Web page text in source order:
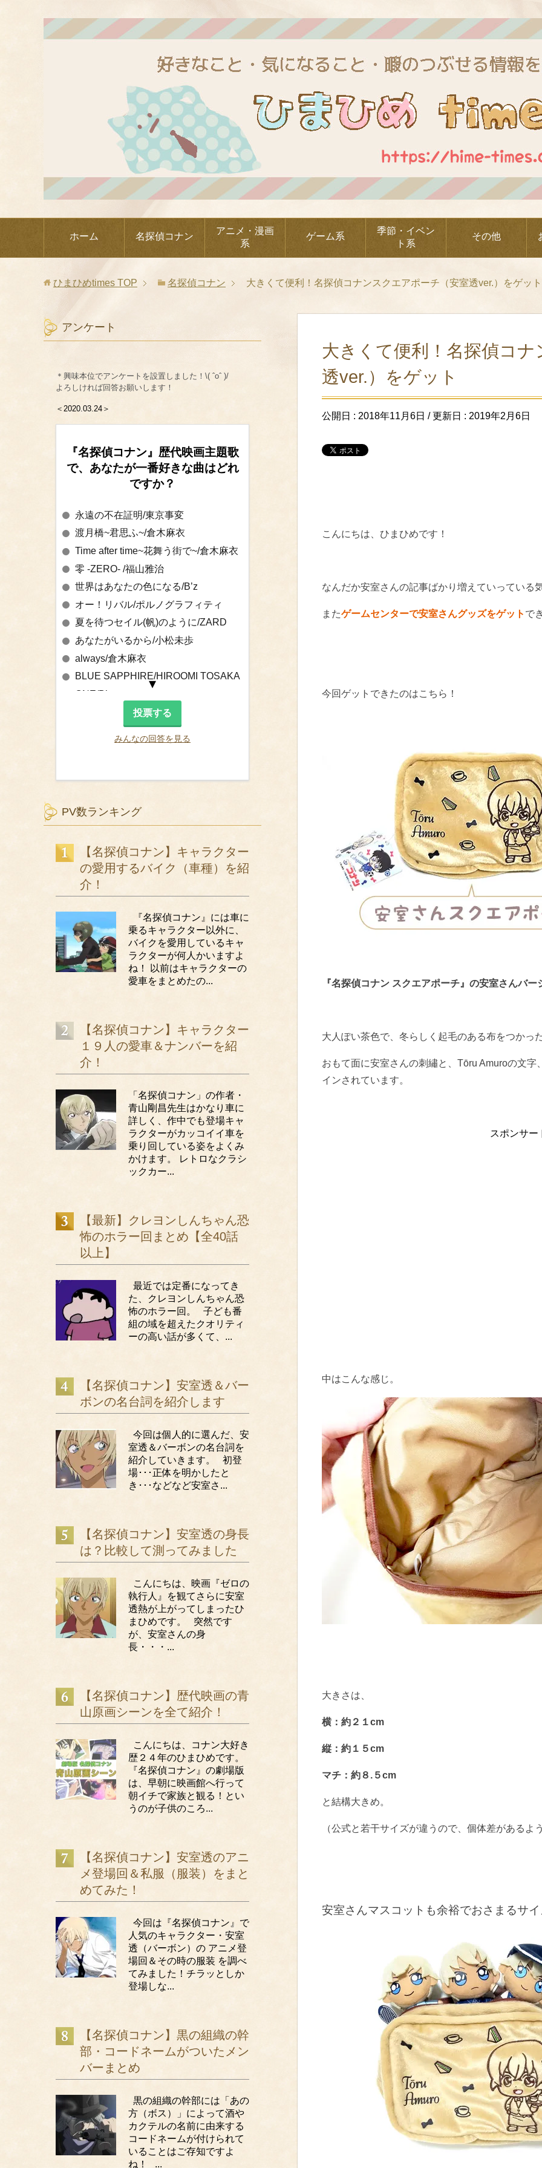
ホーム 名探偵コナン
アニメ・漫画
系
ゲーム系
季節・イベン
ト系
その他
ひまひめtimes TOP 名探偵コナン 大きくて便利！名探偵コナンスクエアポーチ（安室透ver.）をゲット
大きくて便利！名探偵コ
透ver.）をゲット
公開日 : 2018年11月6日 / 更新日 : 2019年2月6日
こんにちは、ひまひめです！
なんだか安室さんの記事ばかり増えていっている
またゲームセンターで安室さんグッズをゲット で
今回ゲットできたのはこちら！
『名探偵コナン スクエアポーチ』の安室さんバー
大人ぽい茶色で、冬らしく起毛のある布をつかっ
おもて面に安室さんの刺繡と、Tōru Amuroの文
インされています。
スポンサー
中はこんな感じ。
大きさは、
横：約２１cm
縦：約１５cm
マチ：約８.５cm
と結構大きめ。
（公式と若干サイズが違うので、個体差があるよ
安室さんマスコットも余裕でおさまるサ
アンケート
＊興味本位でアンケートを設置しました！\( ˆoˆ )/
よろしければ回答お願いします！
＜2020.03.24＞
『名探偵コナン』歴代映画主題歌
で、あなたが一番好きな曲はどれ
ですか？
永遠の不在証明/東京事変
渡月橋~君思ふ~/倉木麻衣
Time after time~花舞う街で~/倉木麻衣
零 -ZERO- /福山雅治
世界はあなたの色になる/B’z
オー！リバル/ポルノグラフィティ
夏を待つセイル(帆)のように/ZARD
あなたがいるから/小松未歩
always/倉木麻衣
BLUE SAPPHIRE/HIROOMI TOSAKA
ONE/B’z
PUZZLE/倉木麻衣
七つの海を渡る風のように/愛内里菜&
ハルウタ/いきものがかり
Don’t Wanna Lie/B’z
少女の頃に戻ったみたいに/ZARD
ゆるぎないものひとつ/B’z
翼を広げて/ZARD
Everlasting/B’z
ワンモアタイム/斉藤和義
みんなの回答を見る
PV数ランキング
【名探偵コナン】キャラクター
の愛用するバイク（車種）を紹
介！
『名探偵コナン』には車に
乗るキャラクター以外に、
バイクを愛用しているキャ
ラクターが何人かいますよ
ね！ 以前はキャラクターの
愛車をまとめたの...
【名探偵コナン】キャラクター
１９人の愛車＆ナンバーを紹
介！
「名探偵コナン」の作者・
青山剛昌先生はかなり車に
詳しく、作中でも登場キャ
ラクターがカッコイイ車を
乗り回している姿をよくみ
かけます。 レトロなクラシ
ックカー...
【最新】クレヨンしんちゃん恐
怖のホラー回まとめ【全40話
以上】
最近では定番になってき
た、クレヨンしんちゃん恐
怖のホラー回。 子ども番
組の域を超えたクオリティ
ーの高い話が多くて、...
【名探偵コナン】安室透＆バー
ボンの名台詞を紹介します
今回は個人的に選んだ、安
室透＆バーボンの名台詞を
紹介していきます。 初登
場･･･正体を明かしたと
き･･･などなど安室さ...
【名探偵コナン】安室透の身長
は？比較して測ってみました
こんにちは、映画『ゼロの
執行人』を観てさらに安室
透熱が上がってしまったひ
まひめです。 突然です
が、安室さんの身
長・・・...
【名探偵コナン】歴代映画の青
山原画シーンを全て紹介！
こんにちは、コナン大好き
歴２４年のひまひめです。
『名探偵コナン』の劇場版
は、早朝に映画館へ行って
朝イチで家族と観る！とい
うのが子供のころ...
【名探偵コナン】安室透のアニ
メ登場回＆私服（服装）をまと
めてみた！
今回は『名探偵コナン』で
人気のキャラクター・安室
透（バーボン）の アニメ登
場回＆その時の服装 を調べ
てみました！チラッとしか
登場しな...
【名探偵コナン】黒の組織の幹
部・コードネームがついたメン
バーまとめ
黒の組織の幹部には「あの
方（ボス）」によって酒や
カクテルの名前に由来する
コードネームが付けられて
いることはご存知ですよ
ね！ ...